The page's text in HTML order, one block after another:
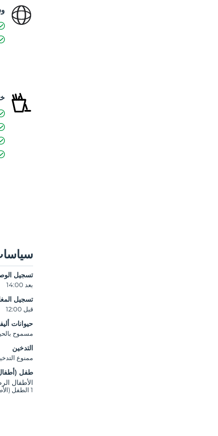
تسجيل
بعد 14:00
تسجيل
قبل 12:00
حيوانات
مسموح
التدخين
ممنوع
طفل
الأطفال
1 الطفل (الأطفال) الذين تقل أعمارهم عن 3 مجانيون لكل غرفة